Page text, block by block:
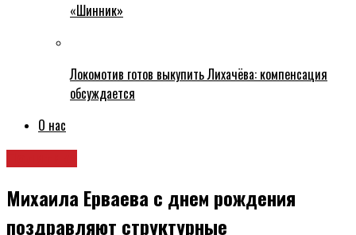
«Шинник»
Локомотив готов выкупить Лихачёва: компенсация
обсуждается
О нас
Михаила Ерваева с днем рождения
поздравляют структурные